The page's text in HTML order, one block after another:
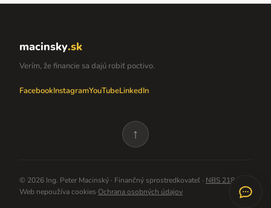
macinsky.sk
Verím, že financie sa dajú robiť poctivo.
FacebookInstagramYouTubeLinkedIn
↑
© 2026 Ing. Peter Macinský · Finančný sprostredkovateľ · NBS 218480
Web nepoužíva cookies·Ochrana osobných údajov